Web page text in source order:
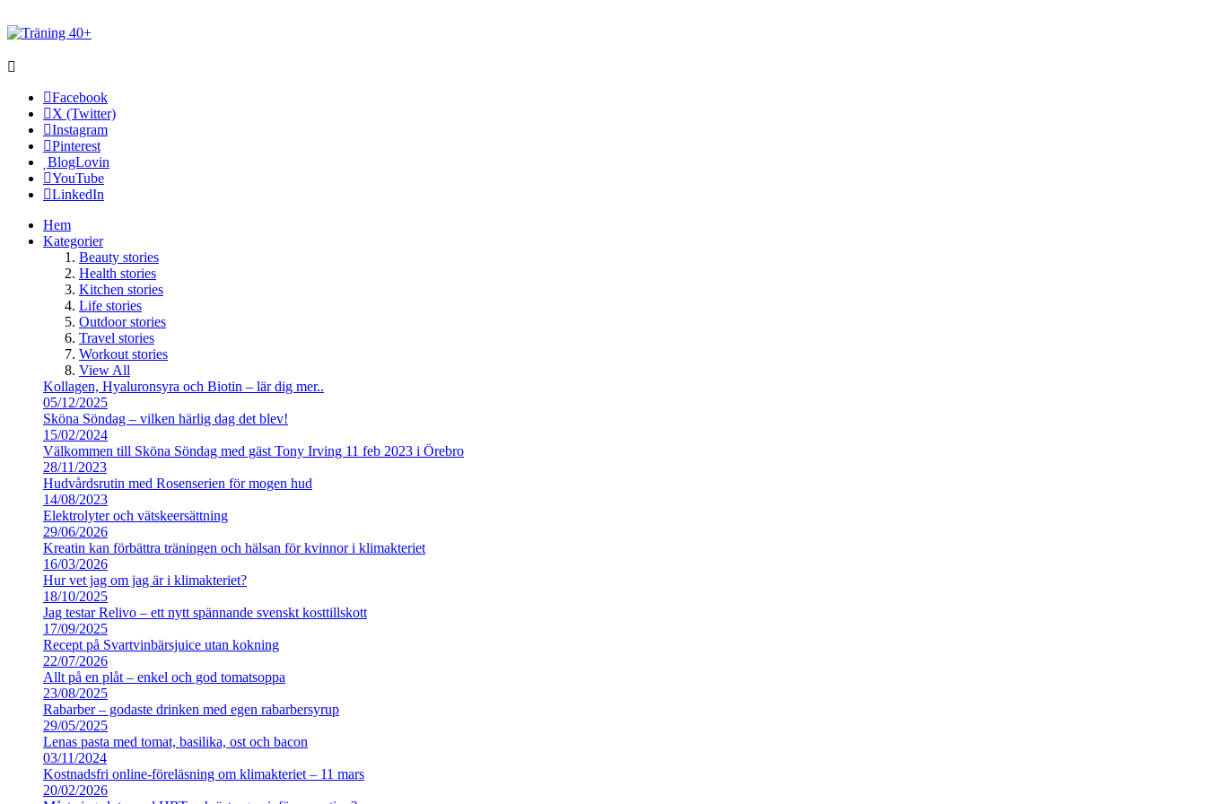
Facebook
X (Twitter)
Instagram
Pinterest
BlogLovin
YouTube
LinkedIn
Hem
Kategorier
Beauty stories
Health stories
Kitchen stories
Life stories
Outdoor stories
Travel stories
Workout stories
View All
Kollagen, Hyaluronsyra och Biotin – lär dig mer..
05/12/2025
Sköna Söndag – vilken härlig dag det blev!
15/02/2024
Välkommen till Sköna Söndag med gäst Tony Irving 11 feb 2023 i Örebro
28/11/2023
Hudvårdsrutin med Rosenserien för mogen hud
14/08/2023
Elektrolyter och vätskeersättning
29/06/2026
Kreatin kan förbättra träningen och hälsan för kvinnor i klimakteriet
16/03/2026
Hur vet jag om jag är i klimakteriet?
18/10/2025
Jag testar Relivo – ett nytt spännande svenskt kosttillskott
17/09/2025
Recept på Svartvinbärsjuice utan kokning
22/07/2026
Allt på en plåt – enkel och god tomatsoppa
23/08/2025
Rabarber – godaste drinken med egen rabarbersyrup
29/05/2025
Lenas pasta med tomat, basilika, ost och bacon
03/11/2024
Kostnadsfri online-föreläsning om klimakteriet – 11 mars
20/02/2026